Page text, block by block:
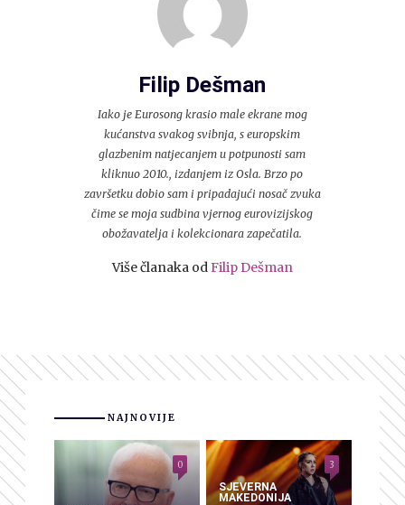
Filip Dešman
Iako je Eurosong krasio male ekrane mog
kućanstva svakog svibnja, s europskim
glazbenim natjecanjem u potpunosti sam
kliknuo 2010., izdanjem iz Osla. Brzo po
završetku dobio sam i pripadajući nosač zvuka
čime se moja sudbina vjernog eurovizijskog
obožavatelja i kolekcionara zapečatila.
Više članaka odFilip Dešman
NAJNOVIJE
0
SJEVERNA
MAKEDONIJA
3